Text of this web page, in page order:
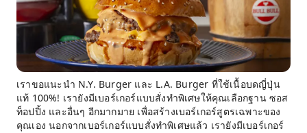
เราขอแนะนำ N.Y. Burger และ L.A. Burger ที่ใช้เนื้อบดญี่ปุ่น
แท้ 100%! เรายังมีเบอร์เกอร์แบบสั่งทำพิเศษให้คุณเลือกฐาน ซอส
ท็อปปิ้ง และอื่นๆ อีกมากมาย เพื่อสร้างเบอร์เกอร์สูตรเฉพาะของ
คุณเอง นอกจากเบอร์เกอร์แบบสั่งทำพิเศษแล้ว เรายังมีเบอร์เกอร์